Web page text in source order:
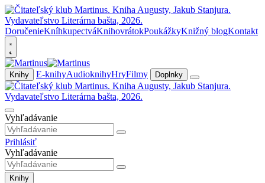
DoručenieKníhkupectváKnihovrátokPoukážkyKnižný blogKontakt
Knihy E-knihyAudioknihyHryFilmy Doplnky
Vyhľadávanie
Prihlásiť
Vyhľadávanie
Knihy